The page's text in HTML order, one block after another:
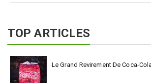
TOP ARTICLES
Le Grand Revirement De Coca-